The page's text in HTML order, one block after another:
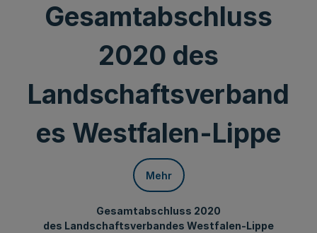
Gesamtabschluss
2020 des
Landschaftsverband
es Westfalen-Lippe
Mehr
Gesamtabschluss 2020
des Landschaftsverbandes Westfalen-Lippe